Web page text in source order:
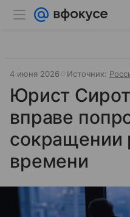
4 июня 2026 Источник:
Юрист
вправе
сокращении
времени